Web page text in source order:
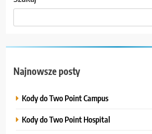
Najnowsze posty
Kody do Two Point Campus
Kody do Two Point Hospital